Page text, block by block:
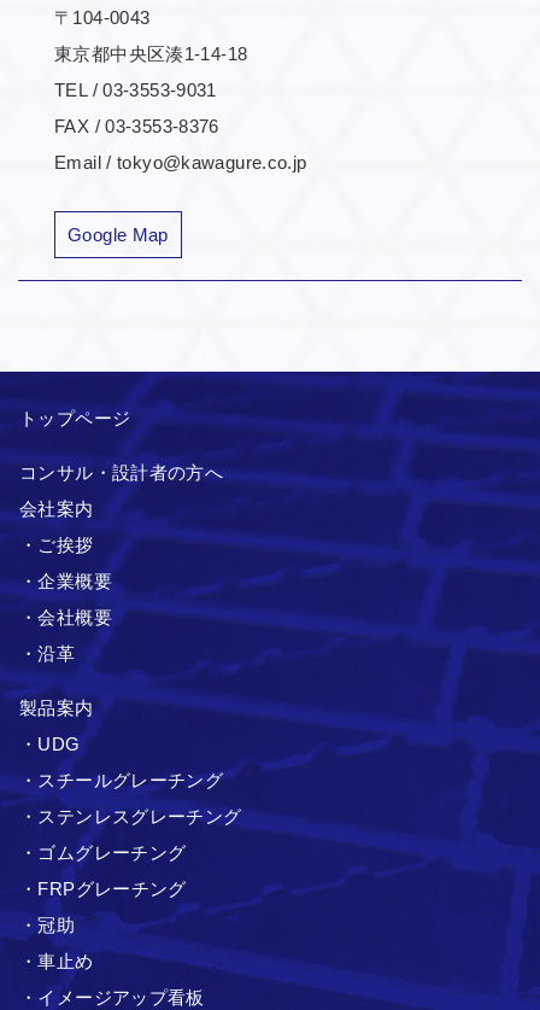
〒104-0043
東京都中央区湊1-14-18
TEL / 03-3553-9031
FAX / 03-3553-8376
Email / tokyo@kawagure.co.jp
Google Map
トップページ
コンサル・設計者の方へ
会社案内
・ご挨拶
・企業概要
・会社概要
・沿革
製品案内
・UDG
・スチールグレーチング
・ステンレスグレーチング
・ゴムグレーチング
・FRPグレーチング
・冠助
・車止め
・イメージアップ看板